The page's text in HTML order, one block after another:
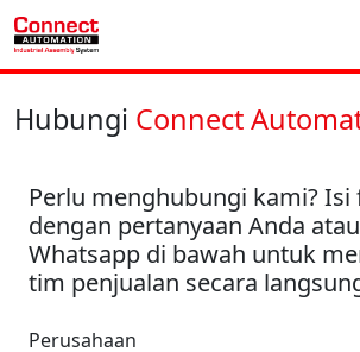
Hubungi Connect
Perlu menghubungi kami?
dengan pertanyaan Anda
Whatsapp di bawah untuk
tim penjualan secara
Perusahaan